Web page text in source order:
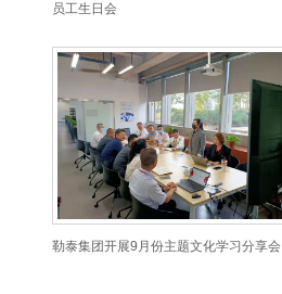
员工生日会
勒泰集团开展9月份主题文化学习分享会